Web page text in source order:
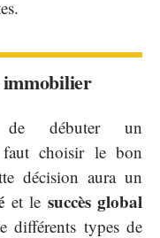
immobilier
de débuter un
choisir le bon
décision aura un
et le succès global
différents types de